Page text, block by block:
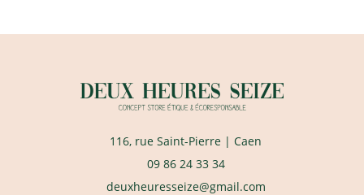
116, rue Saint-Pierre | Caen
09 86 24 33 34
deuxheuresseize@gmail.com